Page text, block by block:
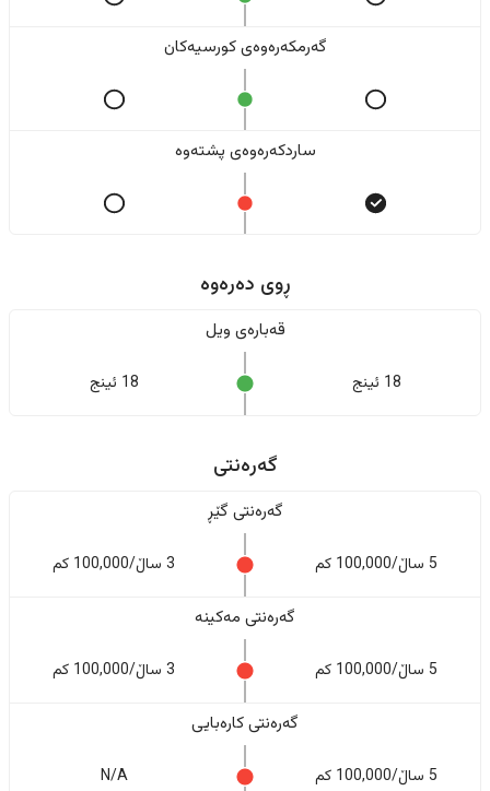
گەرمکەرەوەی کورسیەکان
ساردکەرەوەی پشتەوە
ڕوی دەرەوە
قەبارەی ویل
18 ئینج 18 ئینج
گەرەنتی
گەرەنتی گێڕ
5 ساڵ/100,000 کم 3 ساڵ/100,000 کم
گەرەنتی مەکینە
5 ساڵ/100,000 کم 3 ساڵ/100,000 کم
گەرەنتی کارەبایی
5 ساڵ/100,000 کم N/A